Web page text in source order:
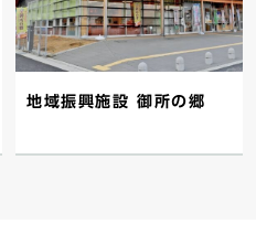
地域振興施設 御所の郷